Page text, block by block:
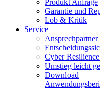
Produkt Anfrage
Garantie und
Lob & Kritik
Service
Ansprechpartner
Cyber
Umstieg leicht
Download